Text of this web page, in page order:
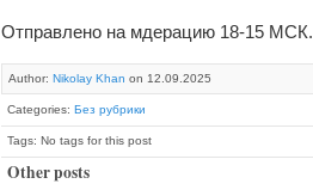
Отправлено на мдерацию 18-15 МСК.
Author: Nikolay Khan on 12.09.2025
Categories: Без рубрики
Tags: No tags for this post
Other posts